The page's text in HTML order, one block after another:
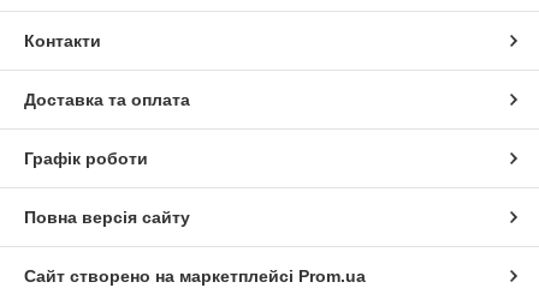
Контакти
Доставка та оплата
Графік роботи
Повна версія сайту
Сайт створено на маркетплейсі Prom.ua